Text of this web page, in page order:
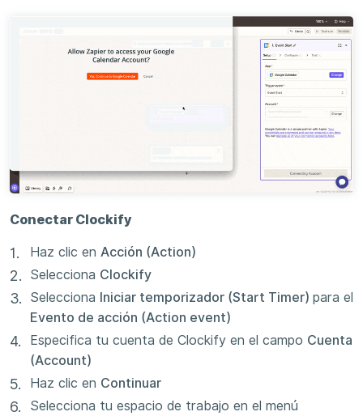
Conectar Clockify
Haz clic en Acción (Action)
Selecciona Clockify
Selecciona Iniciar temporizador (Start Timer) para el
Evento de acción (Action event)
Especifica tu cuenta de Clockify en el campo Cuenta
(Account)
Haz clic en Continuar
Selecciona tu espacio de trabajo en el menú